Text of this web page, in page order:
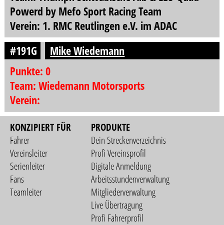
Powerd by Mefo Sport Racing Team
Verein: 1. RMC Reutlingen e.V. im ADAC
#191G
Mike Wiedemann
Punkte: 0
Team: Wiedemann Motorsports
Verein:
KONZIPIERT FÜR
Fahrer
Vereinsleiter
Serienleiter
Fans
Teamleiter
PRODUKTE
Dein Streckenverzeichnis
Profi Vereinsprofil
Digitale Anmeldung
Arbeitsstundenverwaltung
Mitgliederverwaltung
Live Übertragung
Profi Fahrerprofil